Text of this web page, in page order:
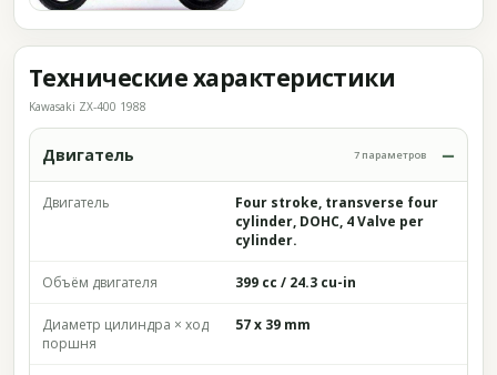
Технические характеристики
Kawasaki ZX-400 1988
Двигатель 7 параметров
Двигатель
Four stroke, transverse four
cylinder, DOHC, 4 Valve per
cylinder.
Объём двигателя 399 cc / 24.3 cu-in
Диаметр цилиндра × ход
поршня
57 x 39 mm